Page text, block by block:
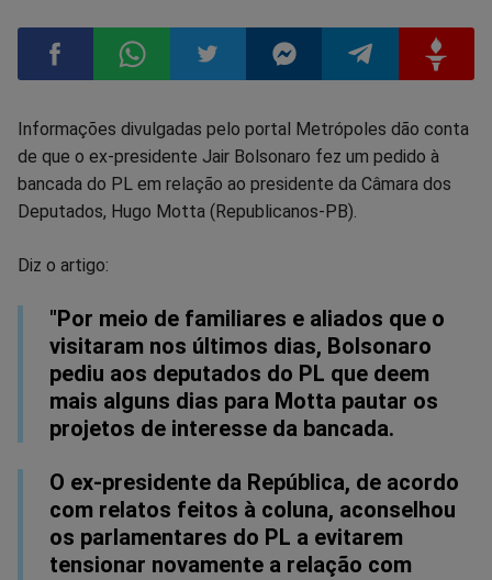
Compartilhar
no
Compartilhar
no
Compartilhar
no
Compartilhar
no
Compartilhar
no
no
Informações divulgadas pelo portal Metrópoles dão conta
de que o ex-presidente Jair Bolsonaro fez um pedido à
bancada do PL em relação ao presidente da Câmara dos
Deputados, Hugo Motta (Republicanos-PB).
Diz o artigo:
"Por meio de familiares e aliados que o
visitaram nos últimos dias, Bolsonaro
pediu aos deputados do PL que deem
mais alguns dias para Motta pautar os
projetos de interesse da bancada.
O ex-presidente da República, de acordo
com relatos feitos à coluna, aconselhou
os parlamentares do PL a evitarem
tensionar novamente a relação com